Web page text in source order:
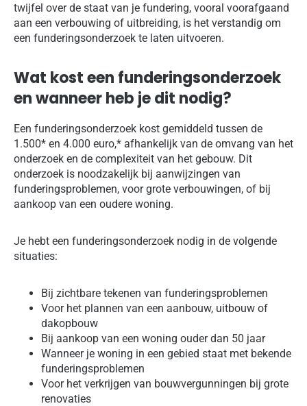
twijfel over de staat van je fundering, vooral voorafgaand
aan een verbouwing of uitbreiding, is het verstandig om
een funderingsonderzoek te laten uitvoeren.
Wat kost een funderingsonderzoek
en wanneer heb je dit nodig?
Een funderingsonderzoek kost gemiddeld tussen de
1.500* en 4.000 euro,* afhankelijk van de omvang van het
onderzoek en de complexiteit van het gebouw. Dit
onderzoek is noodzakelijk bij aanwijzingen van
funderingsproblemen, voor grote verbouwingen, of bij
aankoop van een oudere woning.
Je hebt een funderingsonderzoek nodig in de volgende
situaties:
Bij zichtbare tekenen van funderingsproblemen
Voor het plannen van een aanbouw, uitbouw of
dakopbouw
Bij aankoop van een woning ouder dan 50 jaar
Wanneer je woning in een gebied staat met bekende
funderingsproblemen
Voor het verkrijgen van bouwvergunningen bij grote
renovaties